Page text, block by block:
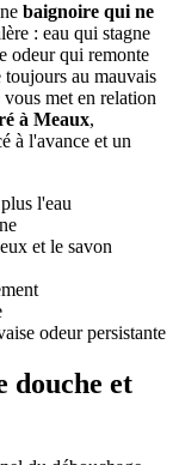
baignoire qui ne
: eau qui stagne
odeur qui remonte
toujours au mauvais
met en relation
à Meaux,
à l'avance et un
l'eau
et le savon
odeur persistante
douche et